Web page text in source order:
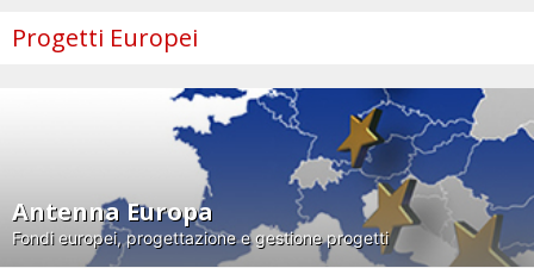
Progetti Europei
Antenna Europa
Fondi europei, progettazione e gestione progetti